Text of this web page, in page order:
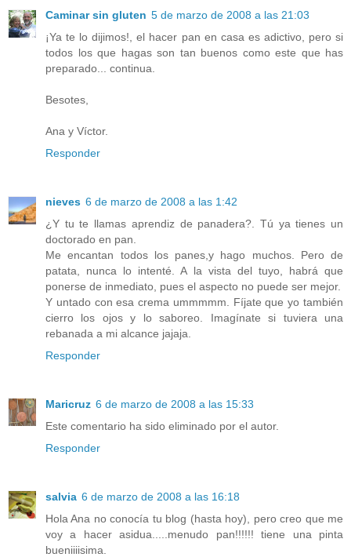
Caminar sin gluten 5 de marzo de 2008 a las 21:03
¡Ya te lo dijimos!, el hacer pan en casa es adictivo, pero si
todos los que hagas son tan buenos como este que has
preparado... continua.
Besotes,
Ana y Víctor.
Responder
nieves 6 de marzo de 2008 a las 1:42
¿Y tu te llamas aprendiz de panadera?. Tú ya tienes un
doctorado en pan.
Me encantan todos los panes,y hago muchos. Pero de
patata, nunca lo intenté. A la vista del tuyo, habrá que
ponerse de inmediato, pues el aspecto no puede ser mejor.
Y untado con esa crema ummmmm. Fíjate que yo también
cierro los ojos y lo saboreo. Imagínate si tuviera una
rebanada a mi alcance jajaja.
Responder
Maricruz 6 de marzo de 2008 a las 15:33
Este comentario ha sido eliminado por el autor.
Responder
salvia 6 de marzo de 2008 a las 16:18
Hola Ana no conocía tu blog (hasta hoy), pero creo que me
voy a hacer asidua.....menudo pan!!!!!! tiene una pinta
bueniiiisima.